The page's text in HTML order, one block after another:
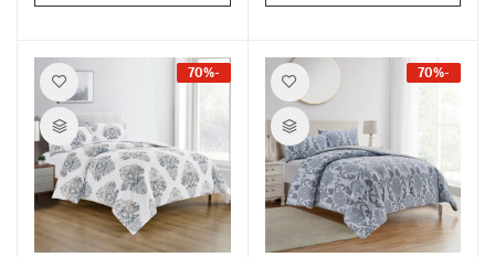
-70%
-70%